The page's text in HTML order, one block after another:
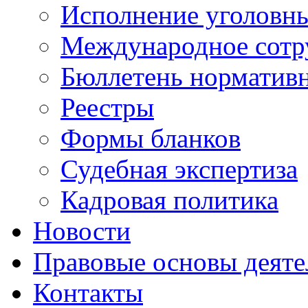
Исполнение
Международное
Бюллетень
Реестры
Формы бланков
Судебная экспертиза
Кадровая политика
Новости
Правовые основы
Контакты